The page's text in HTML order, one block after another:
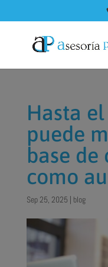
Hasta
puede
base
como
Sep 25, 2025 | blog